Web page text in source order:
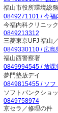
福山市役所環境総
0849271101 / 今福
今福内科クリニック
0849213312
三菱東京UFJ 福山
0849330110 / 広島
福山西警察署
0849994545 / 放課
夢門塾放デイ
0849815455 / ソフ
ソフトバンクショ
0849758974
京セラ／修理の件